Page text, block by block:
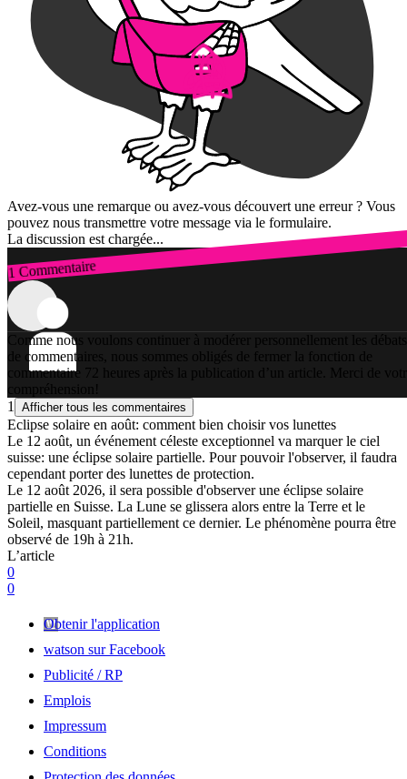
Avez-vous une remarque ou avez-vous découvert une erreur ? Vous
pouvez nous transmettre votre message via le formulaire.
La discussion est chargée...
1 Commentaire
Connexion
Comme nous voulons continuer à modérer personnellement les débats
de commentaires, nous sommes obligés de fermer la fonction de
commentaire 72 heures après la publication d’un article. Merci de
compréhension!
1
Afficher tous les commentaires
Eclipse solaire en août: comment bien choisir vos lunettes
Le 12 août, un événement céleste exceptionnel va marquer le ciel
suisse: une éclipse solaire partielle. Pour pouvoir l'observer, il faudra
cependant porter des lunettes de protection.
Le 12 août 2026, il sera possible d'observer une éclipse solaire
partielle en Suisse. La Lune se glissera alors entre la Terre et le
Soleil, masquant partiellement ce dernier. Le phénomène pourra être
observé de 19h à 21h.
L’article
0
0
Obtenir l'application
watson sur Facebook
Publicité / RP
Emplois
Impressum
Conditions